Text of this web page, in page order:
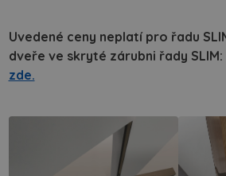
Uvedené ceny neplatí pro řadu
dveře ve skryté zárubni řady SLIM:
zde.